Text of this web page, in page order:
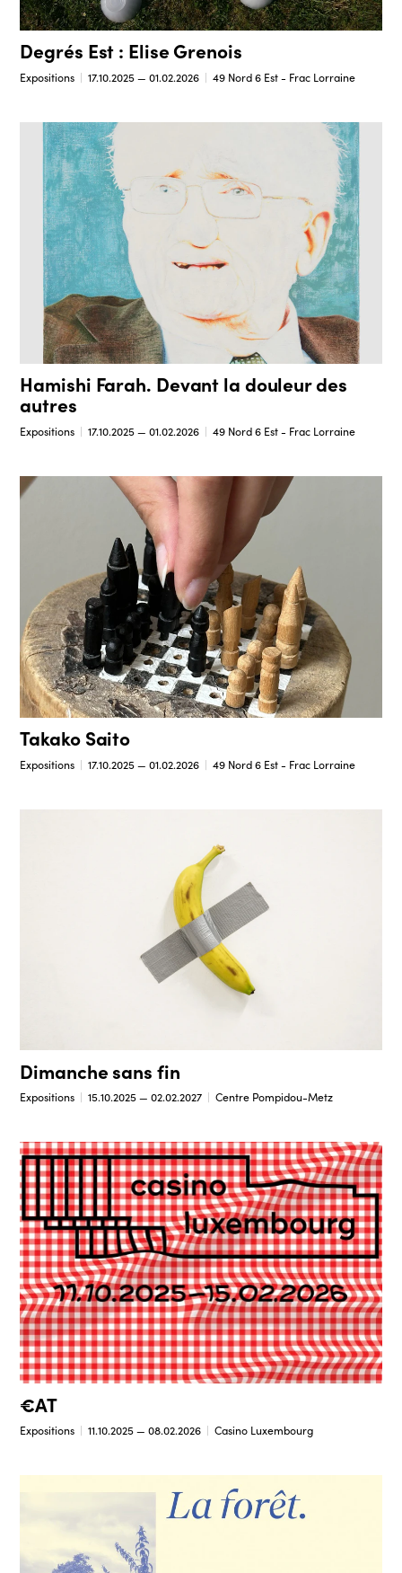
Degrés Est : Elise Grenois
Expositions 17.10.2025 — 01.02.2026 49 Nord 6 Est - Frac Lorraine
Hamishi Farah. Devant la douleur des
autres
Expositions 17.10.2025 — 01.02.2026 49 Nord 6 Est - Frac Lorraine
Takako Saito
Expositions 17.10.2025 — 01.02.2026 49 Nord 6 Est - Frac Lorraine
Dimanche sans fin
Expositions 15.10.2025 — 02.02.2027 Centre Pompidou-Metz
€AT
Expositions 11.10.2025 — 08.02.2026 Casino Luxembourg